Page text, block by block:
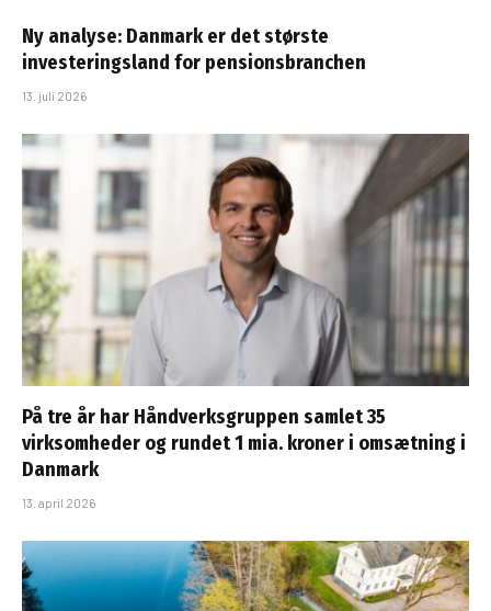
Ny analyse: Danmark er det største
investeringsland for pensionsbranchen
13. juli 2026
På tre år har Håndverksgruppen samlet 35
virksomheder og rundet 1 mia. kroner i omsætning i
Danmark
13. april 2026